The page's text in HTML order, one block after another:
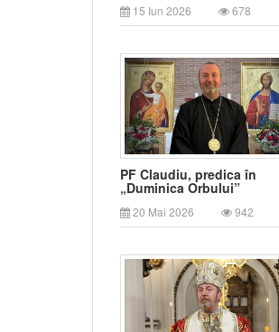
15 Iun 2026 678
PF Claudiu, predica în
„Duminica Orbului”
20 Mai 2026 942